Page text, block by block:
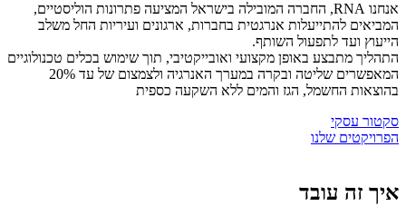
אנחנו RNA, החברה המובילה בישראל המציעה פתרונות הוליסטיים,
המביאים להתייעלות אנרגטית בחברות, ארגונים ועיריות החל משלב
הייעוץ ועד לתפעול השותף.
התהליך מתבצע באופן מקצועי ואובייקטיבי, תוך שימוש בכלים טכנולוגיים
המאפשרים שליטה ובקרה במערך האנרגיה ולצמצום של עד 20%
בהוצאות החשמל, הגז והמים ללא השקעה כספית
סקטור עסקי
הפרויקטים שלנו
איך זה עובד